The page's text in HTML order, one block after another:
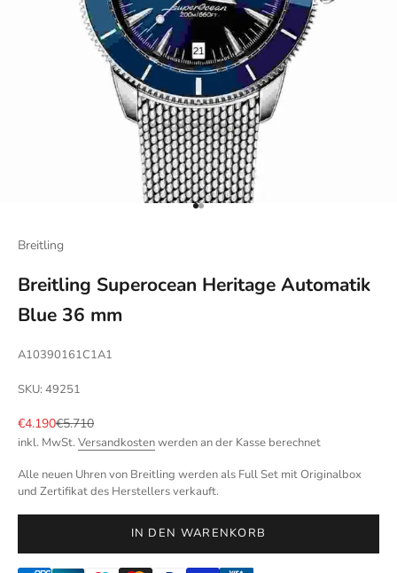
Gehe zu Element 1
Gehe zu Element 2
Breitling
Breitling Superocean Heritage Automatik
Blue 36 mm
A10390161C1A1
SKU: 49251
Angebot
€4.190Regulärer Preis
€5.710
inkl. MwSt. Versandkostenwerden an der Kasse berechnet
Alle neuen Uhren von Breitling werden als Full Set mit Originalbox
und Zertifikat des Herstellers verkauft.
IN DEN WARENKORB